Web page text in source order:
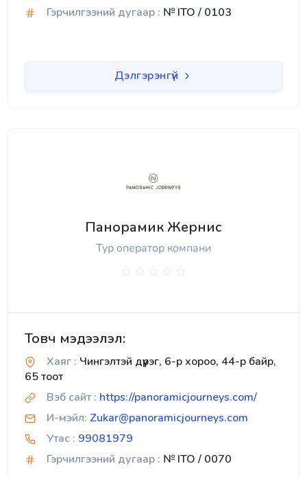
Гэрчилгээний дугаар : № ITO / 0103
Дэлгэрэнгүй
Панорамик Жернис
Тур оператор компани
Товч мэдээлэл:
Хаяг : Чингэлтэй дүүрэг, 6-р хороо, 44-р байр,
65 тоот
Вэб сайт : https://panoramicjourneys.com/
И-мэйл: Zukar@panoramicjourneys.com
Утас : 99081979
Гэрчилгээний дугаар : № ITO / 0070